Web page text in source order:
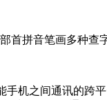
首拼音笔画多种
手机之间通讯的